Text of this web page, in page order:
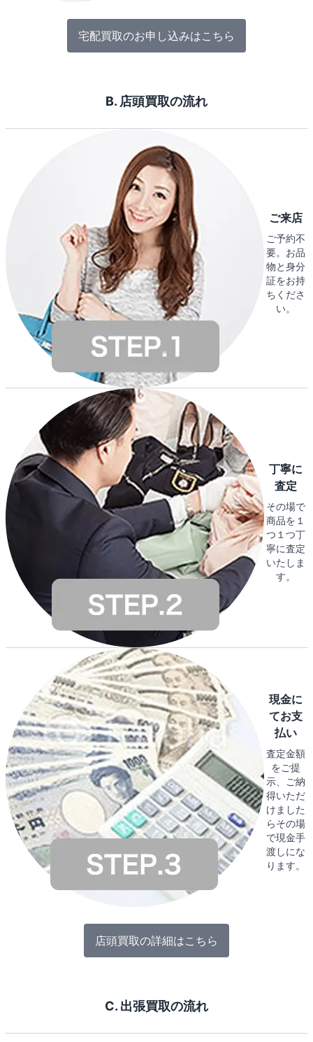
宅配買取のお申し込みはこちら
B. 店頭買取の流れ
ご来店
ご予約不
要。お品
物と身分
証をお持
ちくださ
い。
丁寧に
査定
その場で
商品を１
つ１つ丁
寧に査定
いたしま
す。
現金に
てお支
払い
査定金額
をご提
示、ご納
得いただ
けました
らその場
で現金手
渡しにな
ります。
店頭買取の詳細はこちら
C. 出張買取の流れ